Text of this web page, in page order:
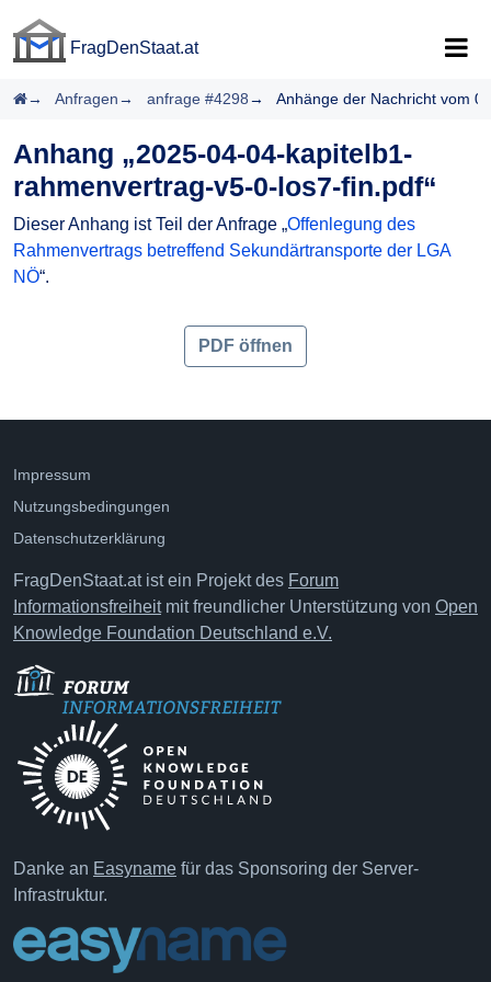
FragDenStaat.at
Startseite
Anfragen anfrage #4298 Anhänge der Nachricht vom
Anhang „2025-04-04-kapitelb1-
rahmenvertrag-v5-0-los7-fin.pdf“
Dieser Anhang ist Teil der Anfrage „Offenlegung des
Rahmenvertrags betreffend Sekundärtransporte der LGA
NÖ“.
PDF öffnen
Impressum
Nutzungsbedingungen
Datenschutzerklärung
FragDenStaat.at ist ein Projekt des Forum
Informationsfreiheitmit freundlicher Unterstützung von Open
Knowledge Foundation Deutschland e.V.
Danke an Easyname für das Sponsoring der Server-
Infrastruktur.